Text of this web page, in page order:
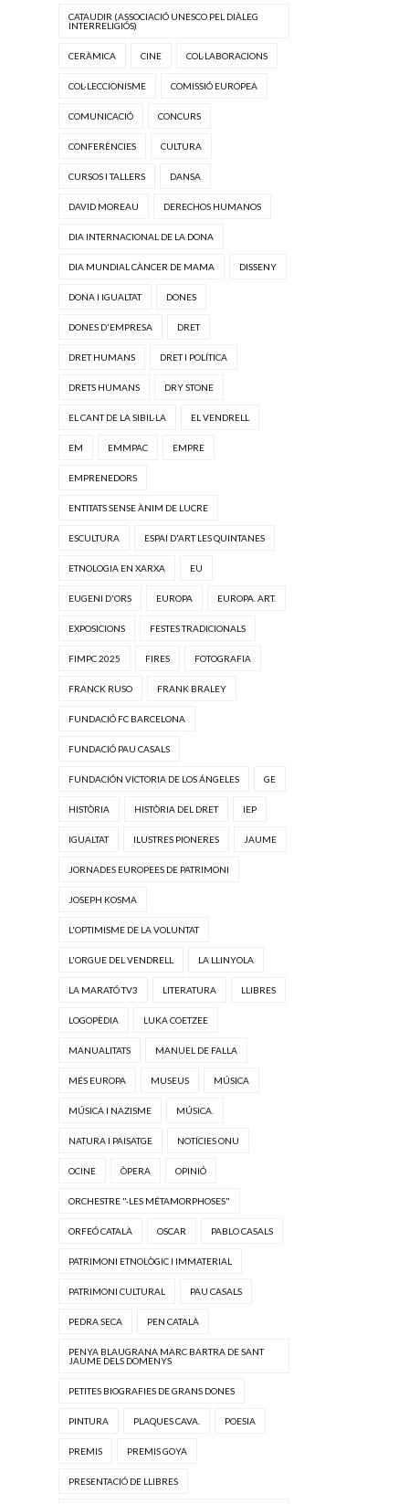
CATAUDIR (ASSOCIACIÓ UNESCO PEL DIÀLEG
INTERRELIGIÓS)
CERÀMICA CINE COL·LABORACIONS
COL·LECCIONISME COMISSIÓ EUROPEA
COMUNICACIÓ CONCURS
CONFERÈNCIES CULTURA
CURSOS I TALLERS DANSA
DAVID MOREAU DERECHOS HUMANOS
DIA INTERNACIONAL DE LA DONA
DIA MUNDIAL CÀNCER DE MAMA DISSENY
DONA I IGUALTAT DONES
DONES D'EMPRESA DRET
DRET HUMANS DRET I POLÍTICA
DRETS HUMANS DRY STONE
EL CANT DE LA SIBIL·LA EL VENDRELL
EM EMMPAC EMPRE
EMPRENEDORS
ENTITATS SENSE ÀNIM DE LUCRE
ESCULTURA ESPAI D'ART LES QUINTANES
ETNOLOGIA EN XARXA EU
EUGENI D'ORS EUROPA EUROPA. ART.
EXPOSICIONS FESTES TRADICIONALS
FIMPC 2025 FIRES FOTOGRAFIA
FRANCK RUSO FRANK BRALEY
FUNDACIÓ FC BARCELONA
FUNDACIÓ PAU CASALS
FUNDACIÓN VICTORIA DE LOS ÁNGELES GE
HISTÒRIA HISTÒRIA DEL DRET IEP
IGUALTAT ILUSTRES PIONERES JAUME
JORNADES EUROPEES DE PATRIMONI
JOSEPH KOSMA
L'OPTIMISME DE LA VOLUNTAT
L'ORGUE DEL VENDRELL LA LLINYOLA
LA MARATÓ TV3 LITERATURA LLIBRES
LOGOPÈDIA LUKA COETZEE
MANUALITATS MANUEL DE FALLA
MÉS EUROPA MUSEUS MÚSICA
MÚSICA I NAZISME MÚSICA.
NATURA I PAISATGE NOTÍCIES ONU
OCINE ÒPERA OPINIÓ
ORCHESTRE "·LES MÉTAMORPHOSES"
ORFEÓ CATALÀ OSCAR PABLO CASALS
PATRIMONI ETNOLÒGIC I IMMATERIAL
PATRIMONI CULTURAL PAU CASALS
PEDRA SECA PEN CATALÀ
PENYA BLAUGRANA MARC BARTRA DE SANT
JAUME DELS DOMENYS
PETITES BIOGRAFIES DE GRANS DONES
PINTURA PLAQUES CAVA. POESIA
PREMIS PREMIS GOYA
PRESENTACIÓ DE LLIBRES